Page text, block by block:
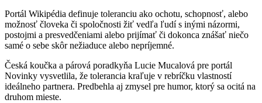
Portál Wikipédia definuje toleranciu ako ochotu, schopnosť, alebo
možnosť človeka či spoločnosti žiť vedľa ľudí s inými názormi,
postojmi a presvedčeniami alebo prijímať či dokonca znášať niečo
samé o sebe skôr nežiaduce alebo nepríjemné.
Česká koučka a párová poradkyňa Lucie Mucalová pre portál
Novinky vysvetlila, že tolerancia kraľuje v rebríčku vlastností
ideálneho partnera. Predbehla aj zmysel pre humor, ktorý sa ocitá na
druhom mieste.